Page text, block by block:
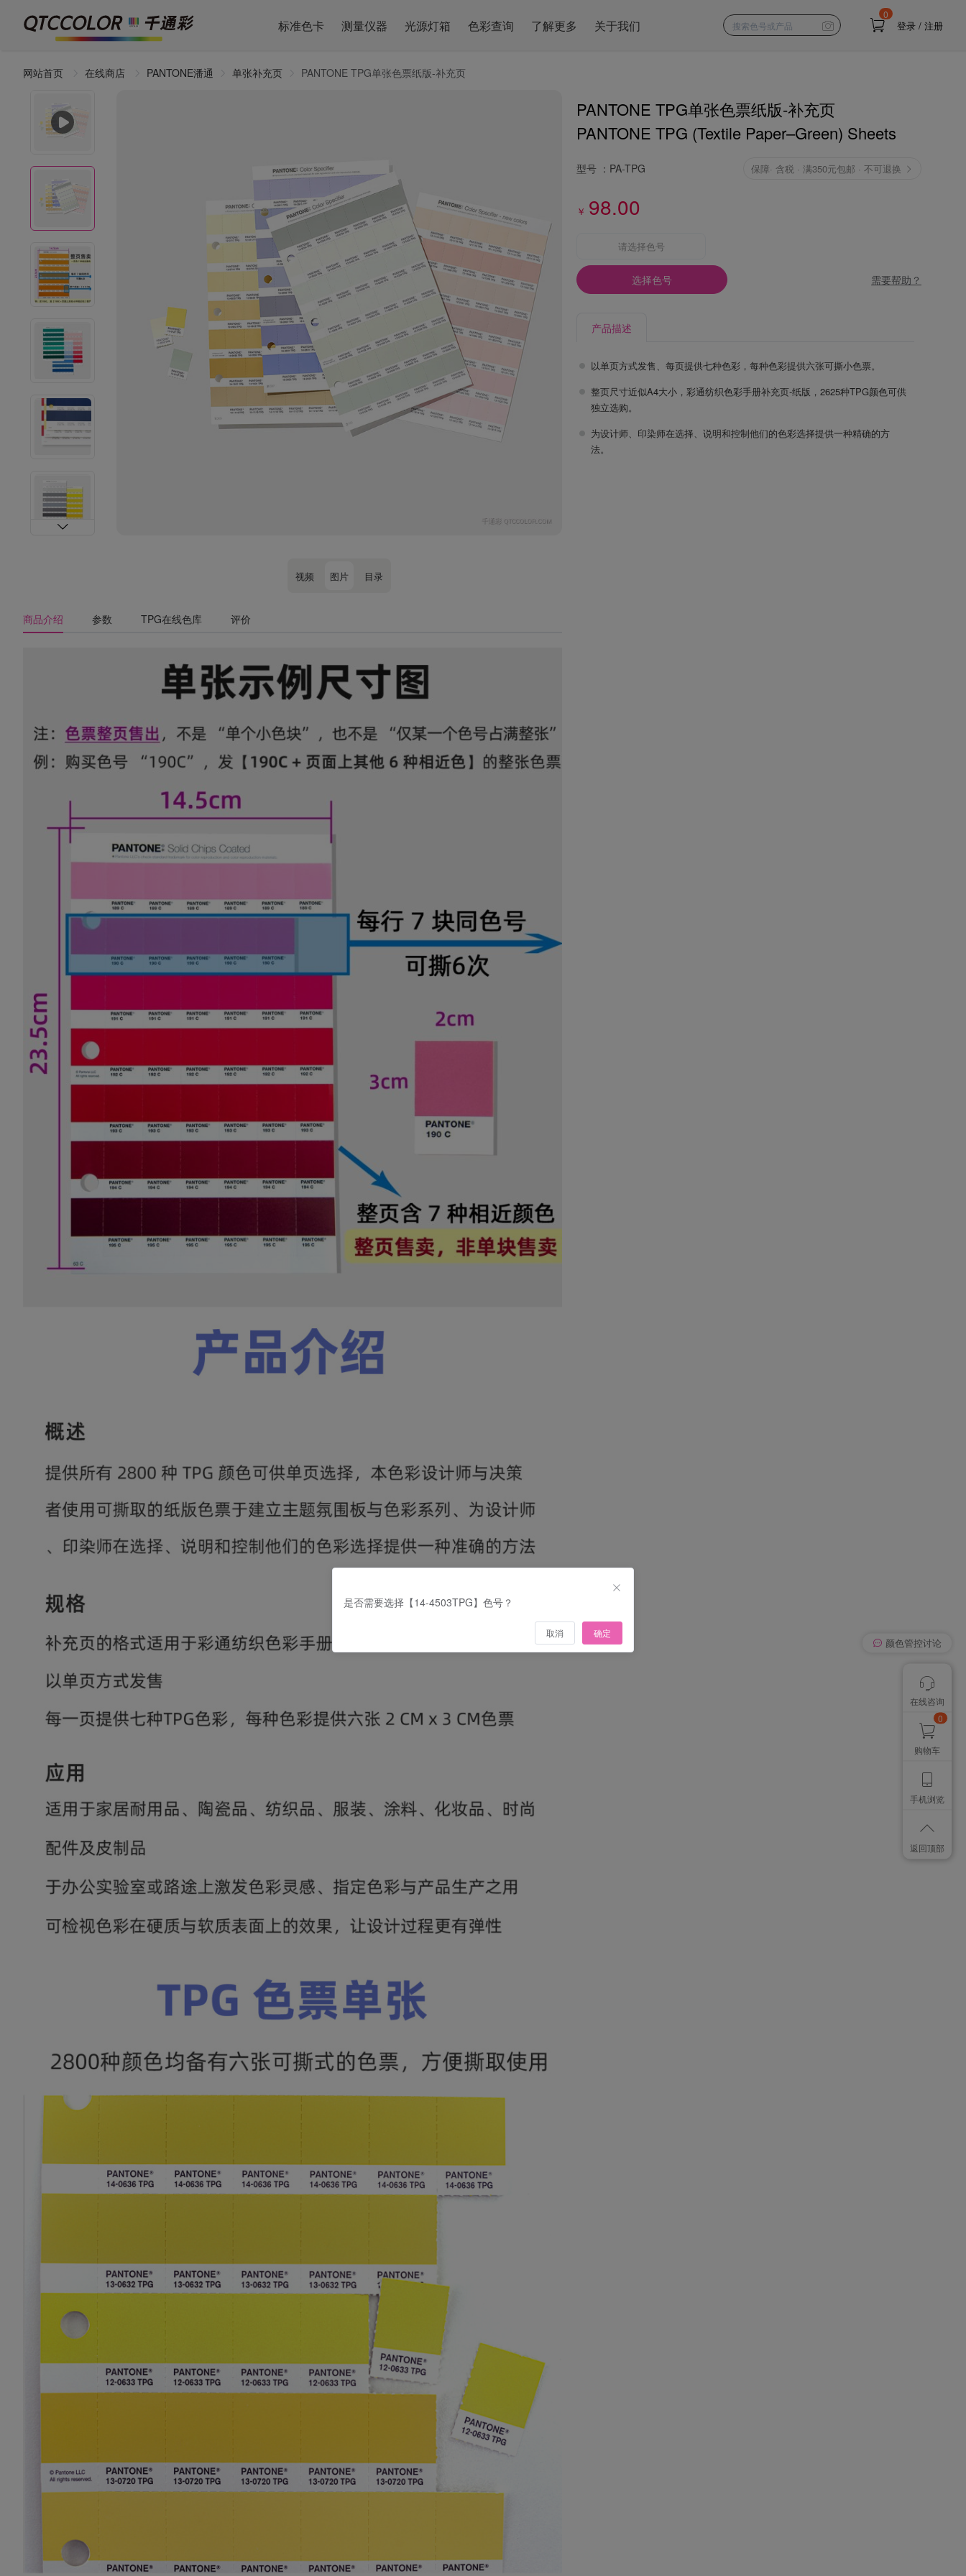
标准色卡 测量仪器 光源灯箱 色彩查询 了解更多 关于我们
0
登录 / 注册
网站首页 在线商店 PANTONE潘通 单张补充页 PANTONE TPG单张色票纸版-补充页
视频 图片 目录
商品介绍 参数 TPG在线色库 评价
PANTONE TPG单张色票纸版-补充页
PANTONE TPG (Textile Paper–Green) Sheets
型号 ： PA-TPG 保障· 含税 · 满350元包邮 · 不可退换
￥ 98.00
请选择色号
选择色号 需要帮助？
产品描述
以单页方式发售、每页提供七种色彩，每种色彩提供六张可撕小色票。
整页尺寸近似A4大小，彩通纺织色彩手册补充页-纸版，2625种TPG颜色可供
独立选购。
为设计师、印染师在选择、说明和控制他们的色彩选择提供一种精确的方
法。
我有个想法
想找个色卡
颜色管控讨论
在线咨询
0
购物车
手机浏览
返回顶部
是否需要选择【14-4503TPG】色号？
取消 确定